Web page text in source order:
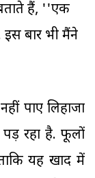
हैं, ''एक
बार भी मैंने
पाए लिहाजा
रहा है. फूलों
यह खाद में